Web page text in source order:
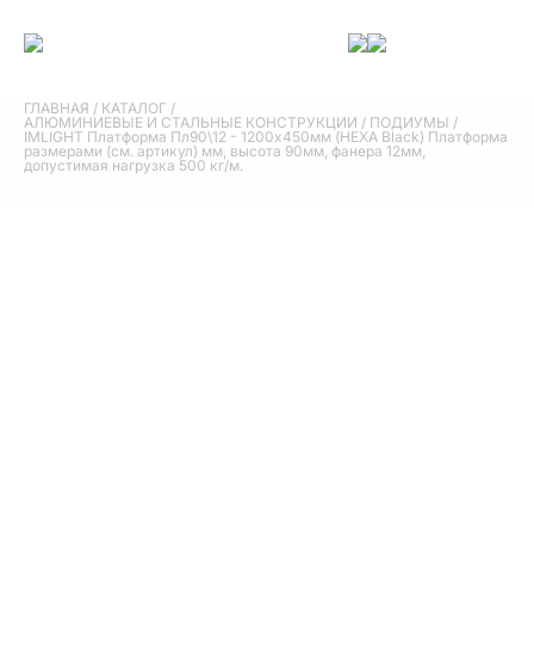
ГЛАВНАЯ / КАТАЛОГ /
АЛЮМИНИЕВЫЕ И СТАЛЬНЫЕ КОНСТРУКЦИИ / ПОДИУМЫ /
IMLIGHT Платформа Пл90\12 - 1200х450мм (HEXA Black) Платформа
размерами (см. артикул) мм, высота 90мм, фанера 12мм,
допустимая нагрузка 500 кг/м.